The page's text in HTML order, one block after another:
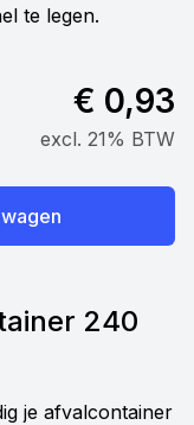
te legen.
€ 0,93
excl. 21% BTW
240
je afvalcontainer